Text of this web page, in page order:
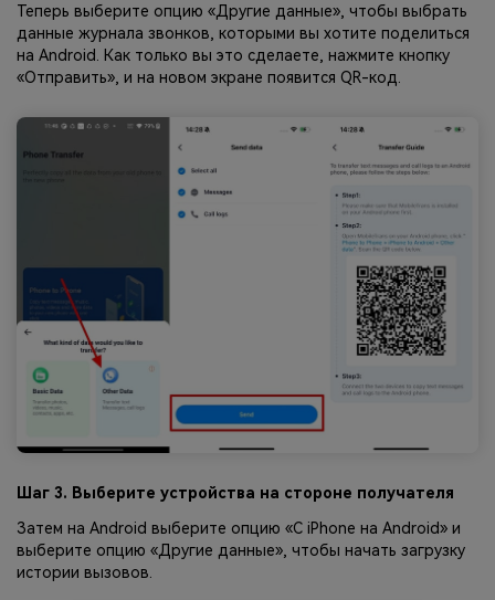
Теперь выберите опцию «Другие данные», чтобы выбрать
данные журнала звонков, которыми вы хотите поделиться
на Android. Как только вы это сделаете, нажмите кнопку
«Отправить», и на новом экране появится QR-код.
Шаг 3. Выберите устройства на стороне получателя
Затем на Android выберите опцию «С iPhone на Android» и
выберите опцию «Другие данные», чтобы начать загрузку
истории вызовов.